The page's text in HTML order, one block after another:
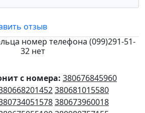
отзыв
номер телефона (099)291-51-
32 нет
с номера: 380676845960
380681015580
380673960018